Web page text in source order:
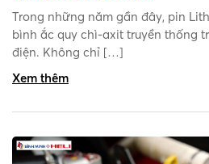
Trong những năm gần đây, pin
bình ắc quy chì-axit truyền thống
điện. Không chỉ […]
Xem thêm